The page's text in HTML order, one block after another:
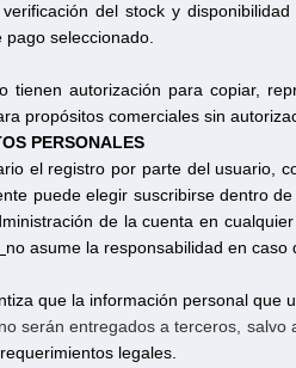
del stock y
seleccionado.
tienen autorización para copiar,
propósitos comerciales sin
PERSONALES
el registro por parte del usuario,
puede elegir suscribirse dentro
de la cuenta en
no asume la responsabilidad en
que la información personal que
serán entregados a terceros,
legales.